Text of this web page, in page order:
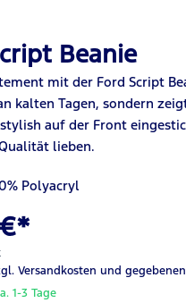
Beanie
mit der Ford Script
kalten Tagen, sondern
auf der Front
lieben.
Polyacryl
Versandkosten und
1-3 Tage